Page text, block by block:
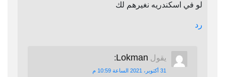
لو في اسكندريه نغيرهم لك
رد
يقول Lokman
:
31 أكتوبر، 2021 الساعة 10:59 م